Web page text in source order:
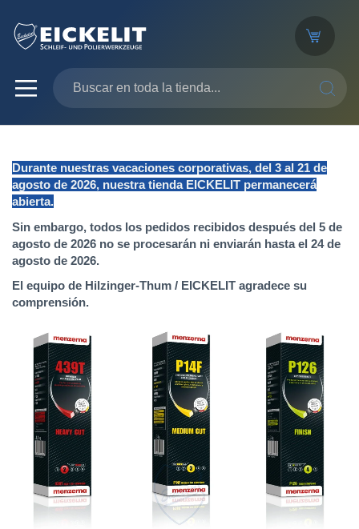
Durante nuestras vacaciones corporativas, del 3 al 21 de
agosto de 2026, nuestra tienda EICKELIT permanecerá
abierta.
Sin embargo, todos los pedidos recibidos después del 5 de
agosto de 2026 no se procesarán ni enviarán hasta el 24 de
agosto de 2026.
El equipo de Hilzinger-Thum / EICKELIT agradece su
comprensión.
Saltar
galería
imágenes